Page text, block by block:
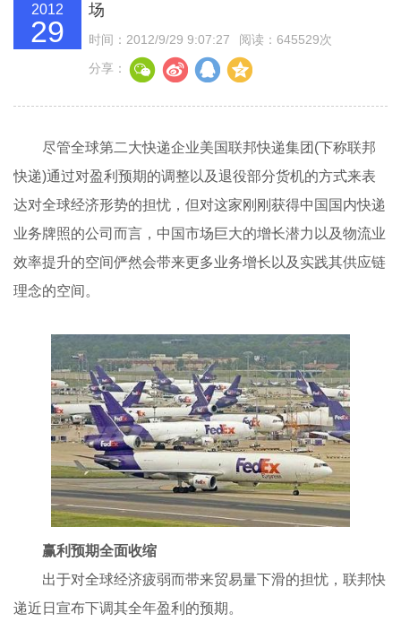
2012
29
场
时间：2012/9/29 9:07:27
阅读：645529次
分享：
尽管全球第二大快递企业美国联邦快递集团(下称联邦
快递)通过对盈利预期的调整以及退役部分货机的方式来表
达对全球经济形势的担忧，但对这家刚刚获得中国国内快递
业务牌照的公司而言，中国市场巨大的增长潜力以及物流业
效率提升的空间俨然会带来更多业务增长以及实践其供应链
理念的空间。
赢利预期全面收缩
出于对全球经济疲弱而带来贸易量下滑的担忧，联邦快
递近日宣布下调其全年盈利的预期。